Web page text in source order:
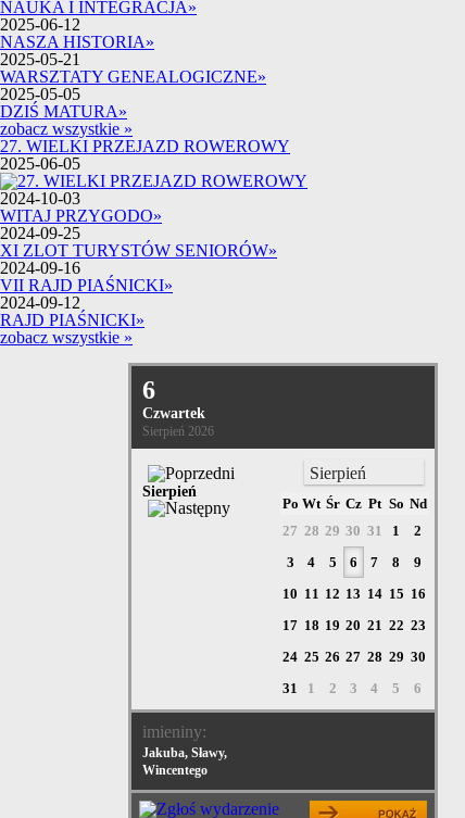
NAUKA I INTEGRACJA»
2025-06-12
NASZA HISTORIA»
2025-05-21
WARSZTATY GENEALOGICZNE»
2025-05-05
DZIŚ MATURA»
zobacz wszystkie »
27. WIELKI PRZEJAZD ROWEROWY
2025-06-05
2024-10-03
WITAJ PRZYGODO»
2024-09-25
XI ZLOT TURYSTÓW SENIORÓW»
2024-09-16
VII RAJD PIAŚNICKI»
2024-09-12
RAJD PIAŚNICKI»
zobacz wszystkie »
6
Czwartek
Sierpień 2026
Sierpień
Sierpień
Po Wt Śr Cz Pt So Nd
27 28 29 30 31 1
2
3
4 5 6 7 8
9
10 11 12 13 14 15 16
17 18 19 20 21 22 23
24 25 26 27 28 29 30
31
1 2 3 4 5 6
imieniny:
Jakuba, Sławy,
Wincentego